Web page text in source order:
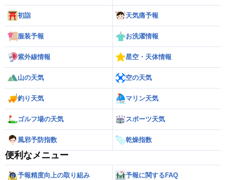
初詣 天気痛予報
服装予報 お洗濯情報
紫外線情報 星空・天体情報
山の天気 空の天気
釣り天気 マリン天気
ゴルフ場の天気 スポーツ天気
風邪予防指数 乾燥指数
便利なメニュー
予報精度向上の取り組み 予報に関するFAQ